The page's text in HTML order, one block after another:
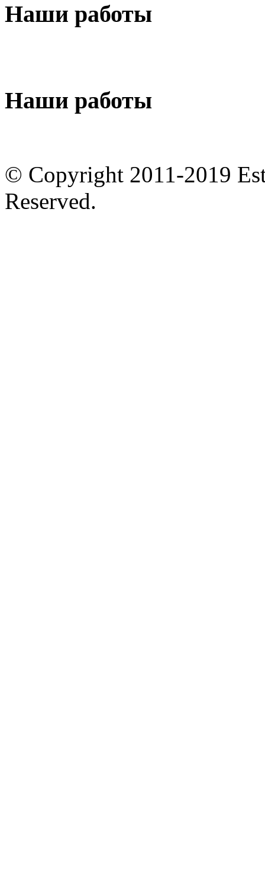
Наши работы
Наши работы
© Copyright 2011-2019
Reserved.